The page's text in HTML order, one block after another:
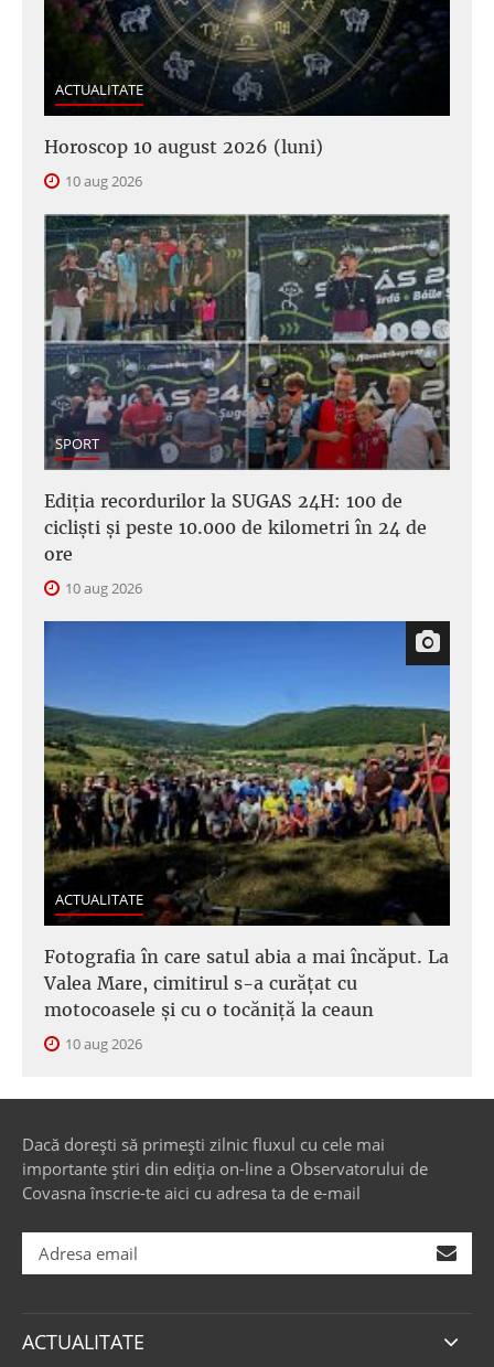
ACTUALITATE
Horoscop 10 august 2026 (luni)
10 aug 2026
SPORT
Ediția recordurilor la SUGAS 24H: 100 de
cicliști și peste 10.000 de kilometri în 24 de
ore
10 aug 2026
ACTUALITATE
Fotografia în care satul abia a mai încăput. La
Valea Mare, cimitirul s-a curățat cu
motocoasele și cu o tocăniță la ceaun
10 aug 2026
Dacă dorești să primești zilnic fluxul cu cele mai
importante știri din ediția on-line a Observatorului de
Covasna înscrie-te aici cu adresa ta de e-mail
ACTUALITATE